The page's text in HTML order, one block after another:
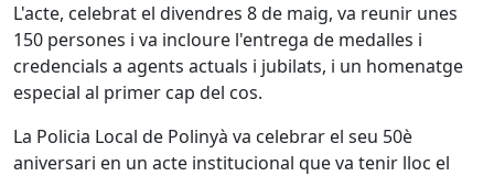
L'acte, celebrat el divendres 8 de maig, va reunir unes
150 persones i va incloure l'entrega de medalles i
credencials a agents actuals i jubilats, i un homenatge
especial al primer cap del cos.
La Policia Local de Polinyà va celebrar el seu 50è
aniversari en un acte institucional que va tenir lloc el